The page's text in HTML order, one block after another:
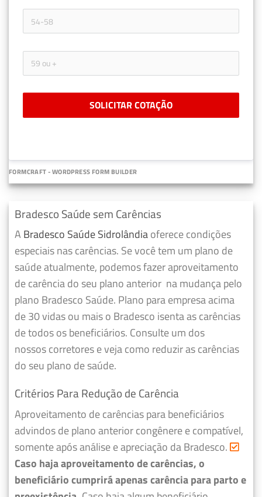
SOLICITAR COTAÇÃO
FORMCRAFT - WORDPRESS FORM BUILDER
Bradesco Saúde sem Carências
A Bradesco Saúde Sidrolândiaoferece condições
especiais nas carências. Se você tem um plano de
saúde atualmente, podemos fazeraproveitamento
de carência do seu plano anterior na mudança pelo
plano Bradesco Saúde. Plano para empresa acima
de 30 vidas ou mais o Bradesco isenta as carências
de todos os beneficiários. Consulte um dos
nossos corretores e veja como reduzir as carências
do seu plano de saúde.
Critérios Para Redução de Carência
Aproveitamento de carências para beneficiários
advindos de plano anterior congênere e compatível,
somente após análise e apreciação da Bradesco.
Caso haja aproveitamento de carências, o
beneficiário cumprirá apenas carência para parto e